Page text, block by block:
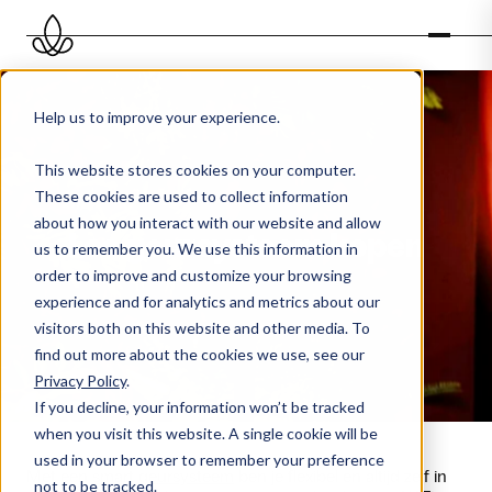
Help us to improve your experience.
This website stores cookies on your computer.
These cookies are used to collect information
about how you interact with our website and allow
us to remember you. We use this information in
order to improve and customize your browsing
experience and for analytics and metrics about our
visitors both on this website and other media. To
find out more about the cookies we use, see our
Privacy Policy.
If you decline, your information won’t be tracked
when you visit this website. A single cookie will be
used in your browser to remember your preference
not to be tracked.
Los geursysteem kopen
Met een smart geursysteem
ben je flexibel en altijd zelf in